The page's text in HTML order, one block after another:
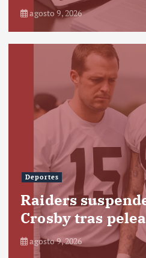
agosto 9, 2026
Deportes
Raiders
Crosby tras
agosto 9, 2026